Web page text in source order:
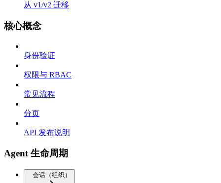
从 v1/v2 迁移
核心概念
身份验证
权限与 RBAC
常见流程
分页
API 发布说明
Agent 生命周期
会话（组织）